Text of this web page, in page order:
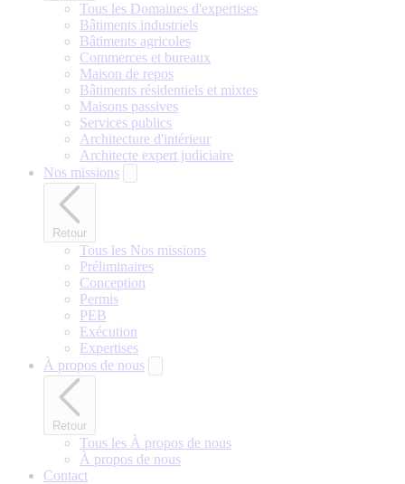
Tous les Domaines d'expertises
Bâtiments industriels
Bâtiments agricoles
Commerces et bureaux
Maison de repos
Bâtiments résidentiels et mixtes
Maisons passives
Services publics
Architecture d'intérieur
Architecte expert judiciaire
Nos missions
Retour
Tous les Nos missions
Préliminaires
Conception
Permis
PEB
Exécution
Expertises
À propos de nous
Retour
Tous les À propos de nous
À propos de nous
Contact